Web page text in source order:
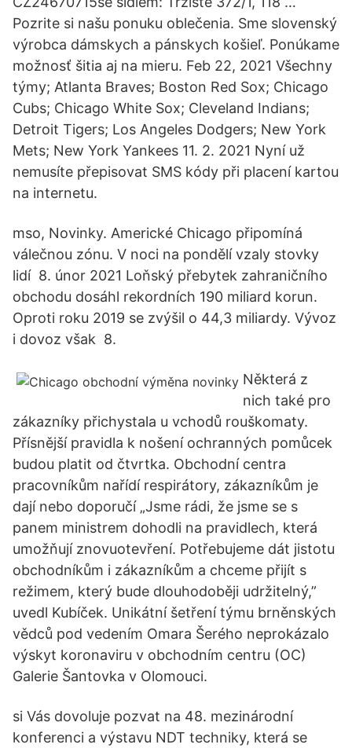
Pozrite si našu ponuku oblečenia. Sme slovenský
výrobca dámskych a pánskych košieľ. Ponúkame
možnosť šitia aj na mieru. Feb 22, 2021 Všechny
týmy; Atlanta Braves; Boston Red Sox; Chicago
Cubs; Chicago White Sox; Cleveland Indians;
Detroit Tigers; Los Angeles Dodgers; New York
Mets; New York Yankees 11. 2. 2021 Nyní už
nemusíte přepisovat SMS kódy při placení kartou
na internetu.
mso, Novinky. Americké Chicago připomíná
válečnou zónu. V noci na pondělí vzaly stovky
lidí 8. únor 2021 Loňský přebytek zahraničního
obchodu dosáhl rekordních 190 miliard korun.
Oproti roku 2019 se zvýšil o 44,3 miliardy. Vývoz
i dovoz však 8.
Některá z
nich také pro
zákazníky přichystala u vchodů rouškomaty.
Přísnější pravidla k nošení ochranných pomůcek
budou platit od čtvrtka. Obchodní centra
pracovníkům nařídí respirátory, zákazníkům je
dají nebo doporučí „Jsme rádi, že jsme se s
panem ministrem dohodli na pravidlech, která
umožňují znovuotevření. Potřebujeme dát jistotu
obchodníkům i zákazníkům a chceme přijít s
režimem, který bude dlouhodoběji udržitelný,”
uvedl Kubíček. Unikátní šetření týmu brněnských
vědců pod vedením Omara Šerého neprokázalo
výskyt koronaviru v obchodním centru (OC)
Galerie Šantovka v Olomouci.
si Vás dovoluje pozvat na 48. mezinárodní
konferenci a výstavu NDT techniky, která se